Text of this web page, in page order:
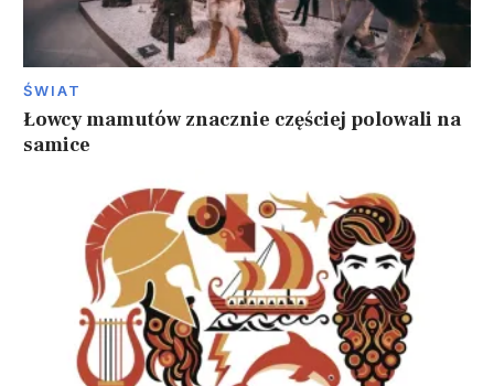
ŚWIAT
Łowcy mamutów znacznie częściej polowali na
samice